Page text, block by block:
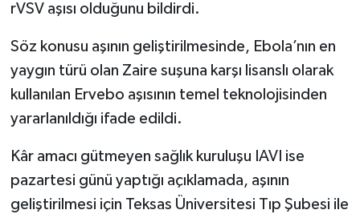
rVSV aşısı olduğunu bildirdi.
Söz konusu aşının geliştirilmesinde, Ebola’nın en
yaygın türü olan Zaire suşuna karşı lisanslı olarak
kullanılan Ervebo aşısının temel teknolojisinden
yararlanıldığı ifade edildi.
Kâr amacı gütmeyen sağlık kuruluşu IAVI ise
pazartesi günü yaptığı açıklamada, aşının
geliştirilmesi için Teksas Üniversitesi Tıp Şubesi ile